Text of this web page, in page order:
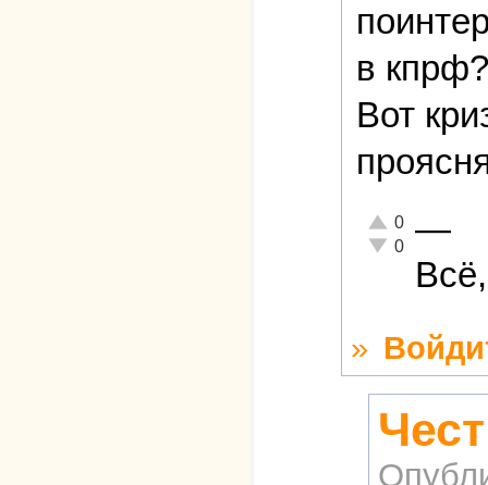
в кпрф?
Вот
Отлично!
0
Неадекватно!
0 —
»